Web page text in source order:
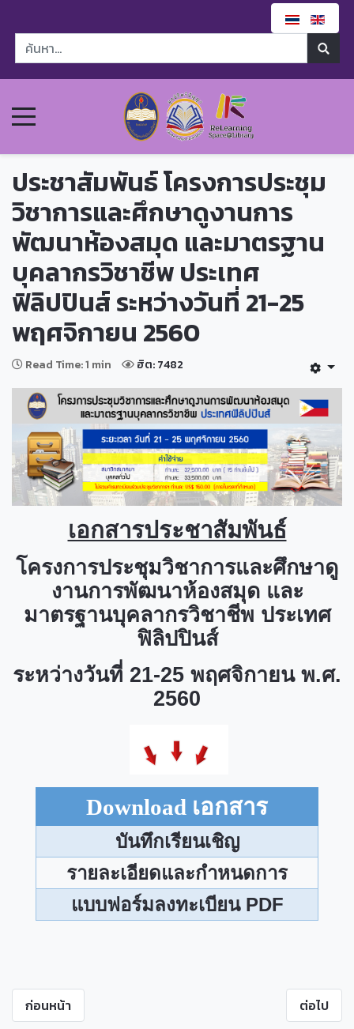
ประชาสัมพันธ์ โครงการประชุม
วิชาการและศึกษาดูงานการ
พัฒนาห้องสมุด และมาตรฐาน
บุคลากรวิชาชีพ ประเทศ
ฟิลิปปินส์ ระหว่างวันที่ 21-25
พฤศจิกายน 2560
Read Time: 1 min ฮิต: 7482
เอกสารประชาสัมพันธ์
โครงการประชุมวิชาการและศึกษาดู
งานการพัฒนาห้องสมุด และ
มาตรฐานบุคลากรวิชาชีพ ประเทศ
ฟิลิปปินส์
ระหว่างวันที่ 21-25 พฤศจิกายน พ.ศ.
2560
Download เอกสาร
บันทึกเรียนเชิญ
รายละเอียดและกำหนดการ
แบบฟอร์มลงทะเบียน PDF
ก่อนหน้า ต่อไป